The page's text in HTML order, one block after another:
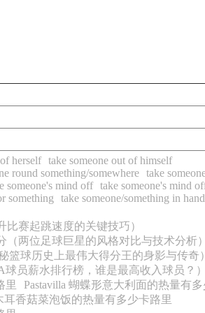
herself take someone out of himself
round something/somewhere take
someone's mind off take someone's mind
something
take someone/something in hand
赛起跳速度的关键技巧）
两位足球巨星的风格对比与技术分析）
篮球历史上最伟大得分王的身影与传奇）
员薪水排行榜，谁是最高收入球员？）
里
Pastavilla 蝴蝶形意大利面的热量有
耳香菇菜泡饭的热量有多少卡路里